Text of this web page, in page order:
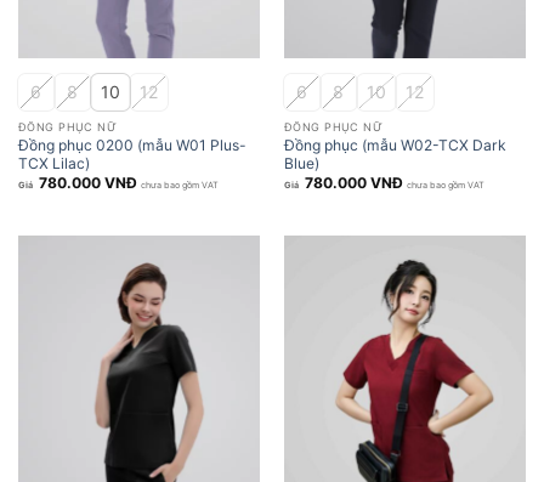
6 8 10 12
ĐỒNG PHỤC NỮ
Đồng phục 0200 (mẫu W01 Plus-
TCX Lilac)
780.000VNĐ chưa bao gồm VAT
6 8 10 12
ĐỒNG PHỤC NỮ
Đồng phục (mẫu W02-TCX Dark
Blue)
780.000VNĐ chưa bao gồm VAT